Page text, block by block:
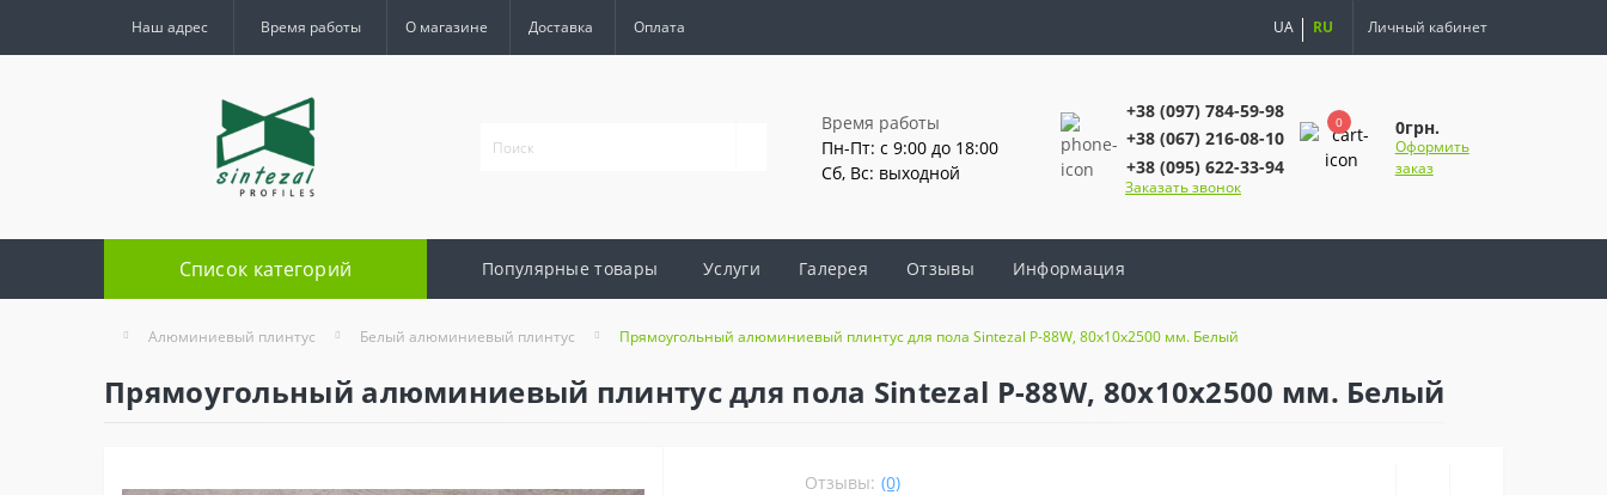
Наш адрес Время работы О магазине Доставка Оплата UA RU Личный кабинет
Время работы
Пн-Пт: с 9:00 до 18:00
Сб, Вс: выходной
+38 (097) 784-59-98
+38 (067) 216-08-10
+38 (095) 622-33-94
Заказать звонок
0 0грн.
Оформить
заказ
Список категорий Популярные товары Услуги Галерея Отзывы Информация
Алюминиевый плинтус Белый алюминиевый плинтус Прямоугольный алюминиевый плинтус для пола Sintezal P-88W, 80х10х2500 мм. Белый
Прямоугольный алюминиевый плинтус для пола Sintezal P-88W, 80х10х2500 мм. Белый
Отзывы: (0)